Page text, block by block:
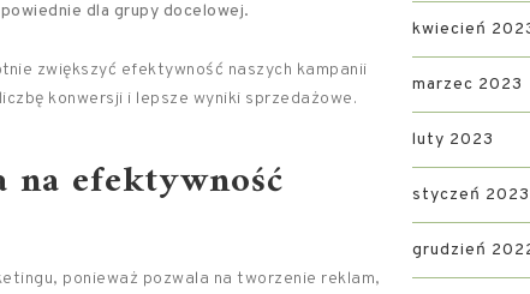
dla grupy docelowej.
zwiększyć efektywność naszych kampanii
konwersji i lepsze wyniki sprzedażowe.
na efektywność
ponieważ pozwala na tworzenie reklam,
kwiecień
marzec 2023
luty 2023
styczeń 2023
grudzień